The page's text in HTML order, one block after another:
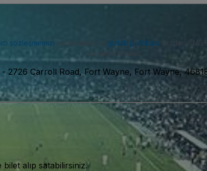
sözleşmemizi gizlilik politikası . Bizden
vazgeçebilirsiniz.
- 2726 Carroll Road, Fort Wayne, Fort Wayne,
alıp satabilirsiniz.